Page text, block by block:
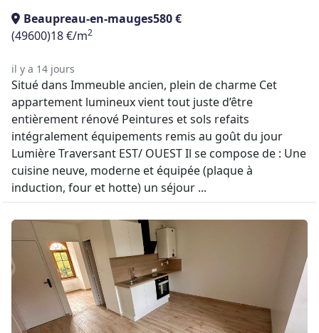
Beaupreau-en-mauges580 €
(49600)18 €/m2
il y a 14 jours
Situé dans Immeuble ancien, plein de charme Cet
appartement lumineux vient tout juste d’être
entièrement rénové Peintures et sols refaits
intégralement équipements remis au goût du jour
Lumière Traversant EST/ OUEST Il se compose de : Une
cuisine neuve, moderne et équipée (plaque à
induction, four et hotte) un séjour ...